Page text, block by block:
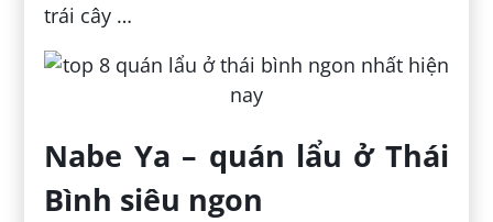
trái cây …
Nabe Ya – quán lẩu ở Thái
Bình siêu ngon